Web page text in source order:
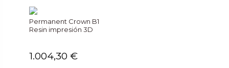
Permanent Crown B1
Resin impresión 3D
1.004,30 €